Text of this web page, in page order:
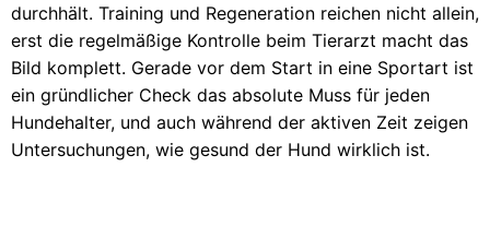
durchhält. Training und Regeneration reichen nicht allein,
erst die regelmäßige Kontrolle beim Tierarzt macht das
Bild komplett. Gerade vor dem Start in eine Sportart ist
ein gründlicher Check das absolute Muss für jeden
Hundehalter, und auch während der aktiven Zeit zeigen
Untersuchungen, wie gesund der Hund wirklich ist.